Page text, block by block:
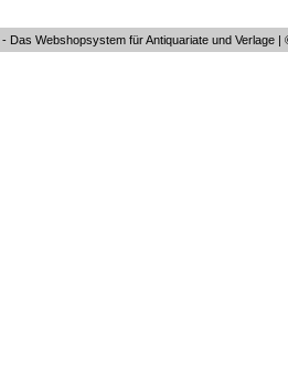
- Das Webshopsystem für Antiquariate und Verlage |